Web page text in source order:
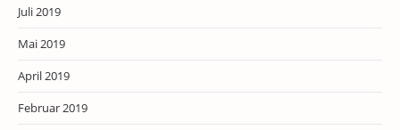
Juli 2019
Mai 2019
April 2019
Februar 2019